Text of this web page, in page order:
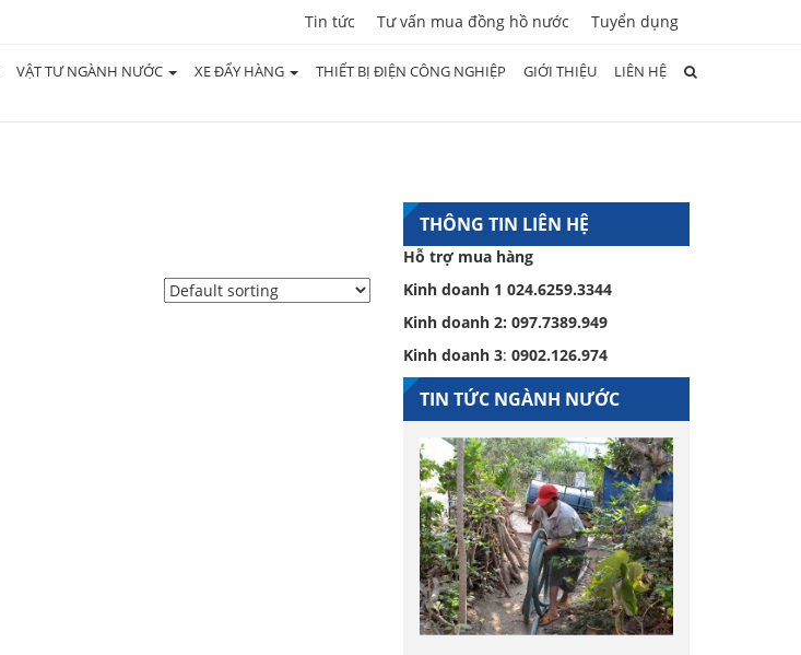
Tin tức Tư vấn mua đồng hồ nước Tuyển dụng
VẬT TƯ NGÀNH NƯỚC XE ĐẨY HÀNG THIẾT BỊ ĐIỆN CÔNG NGHIỆP GIỚI THIỆU LIÊN HỆ
THÔNG TIN LIÊN HỆ
Hỗ trợ mua hàng
Kinh doanh 1 024.6259.3344
Kinh doanh 2: 097.7389.949
Kinh doanh 3: 0902.126.974
TIN TỨC NGÀNH NƯỚC